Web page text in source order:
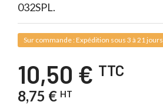
032SPL.
Sur commande : Expédition sous 3 à 21 jours
10,50 € TTC
8,75 € HT